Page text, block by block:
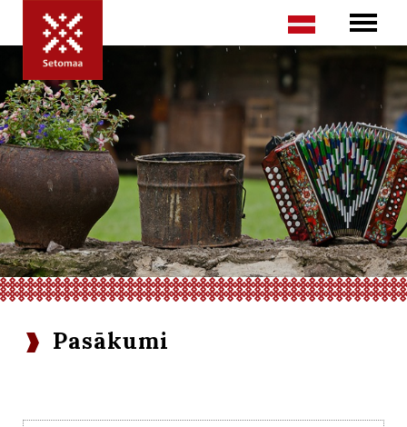
Pasākumi